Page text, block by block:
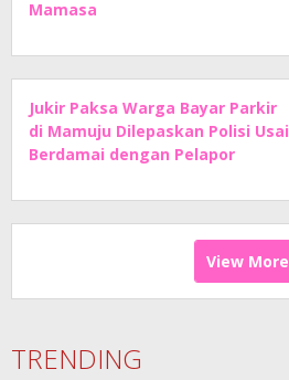
Mamasa
Jukir Paksa Warga Bayar Parkir
di Mamuju Dilepaskan Polisi Usai
Berdamai dengan Pelapor
View More
TRENDING